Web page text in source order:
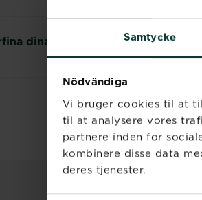
Samtycke
Nödvändiga
Vi bruger cookies til at
til at analysere vores
partnere inden for
kombinere disse data
deres tjenester.
dina resultat Rensa alla